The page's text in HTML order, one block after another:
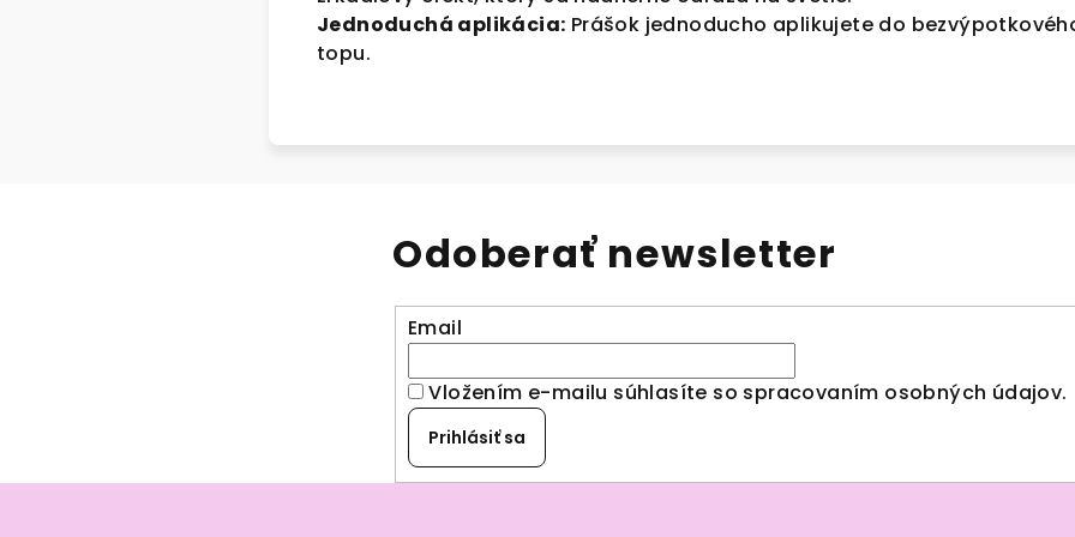
Jednoduchá aplikácia: Prášok jednoducho aplikujete do
topu.
Odoberať newsletter
Email
Vložením e-mailu súhlasíte so spracovaním osobných údajov.
Prihlásiť sa